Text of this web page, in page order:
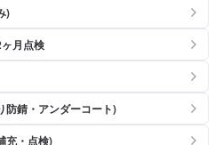
)
月点検
防錆・アンダーコート)
充・点検)